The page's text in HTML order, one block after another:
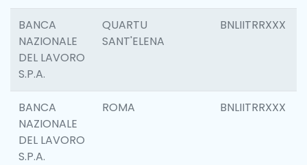
BANCA
NAZIONALE
DEL LAVORO
S.P.A.
QUARTU
SANT'ELENA
BNLIITRRXXX
BANCA
NAZIONALE
DEL LAVORO
S.P.A.
ROMA BNLIITRRXXX